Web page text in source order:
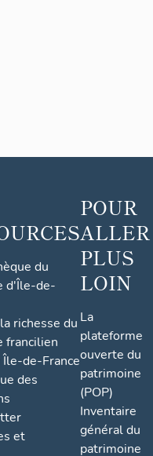
du
d'Île-de-
richesse du
francilien
Île-de-France
des
et
POUR
ALLER
PLUS
LOIN
La
plateforme
ouverte du
patrimoine
(POP)
Inventaire
général du
patrimoine